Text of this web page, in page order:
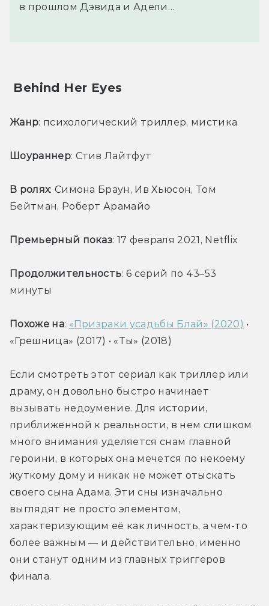
в прошлом Дэвида и Адели…
Behind Her Eyes
Жанр: психологический триллер, мистика
Шоураннер: Стив Лайтфут
В ролях: Симона Браун, Ив Хьюсон, Том
Бейтман, Роберт Арамайо
Премьерный показ: 17 февраля 2021, Netflix
Продолжительность: 6 серий по 43–53
минуты
Похоже на: «Призраки усадьбы Блай» (2020) •
«Грешница» (2017) • «Ты» (2018)
Если смотреть этот сериал как триллер или
драму, он довольно быстро начинает
вызывать недоумение. Для истории,
приближенной к реальности, в нем слишком
много внимания уделяется снам главной
героини, в которых она мечется по некоему
жуткому дому и никак не может отыскать
своего сына Адама. Эти сны изначально
выглядят не просто элементом,
характеризующим её как личность, а чем-то
более важным — и действительно, именно
они станут одним из главных триггеров
финала.